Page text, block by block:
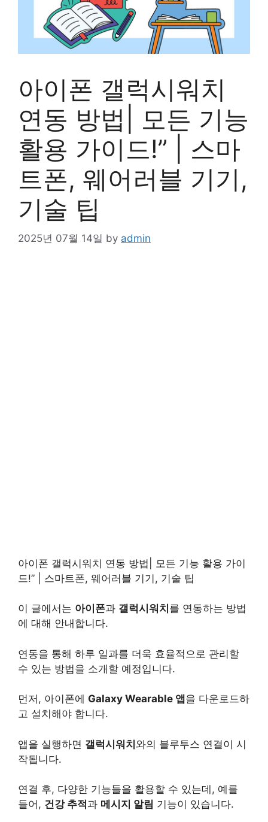
아이폰 갤럭시워치
연동 방법| 모든 기능
활용 가이드!” | 스마
트폰, 웨어러블 기기,
기술 팁
2025년 07월 14일 by admin
아이폰 갤럭시워치 연동 방법| 모든 기능 활용 가이
드!” | 스마트폰, 웨어러블 기기, 기술 팁
이 글에서는 아이폰과 갤럭시워치 를 연동하는 방법
에 대해 안내합니다.
연동을 통해 하루 일과를 더욱 효율적으로 관리할
수 있는 방법을 소개할 예정입니다.
먼저, 아이폰에 Galaxy Wearable 앱 을 다운로드하
고 설치해야 합니다.
앱을 실행하면 갤럭시워치와의 블루투스 연결이 시
작됩니다.
연결 후, 다양한 기능들을 활용할 수 있는데, 예를
들어, 건강추적 과 메시지 알림 기능이 있습니다.